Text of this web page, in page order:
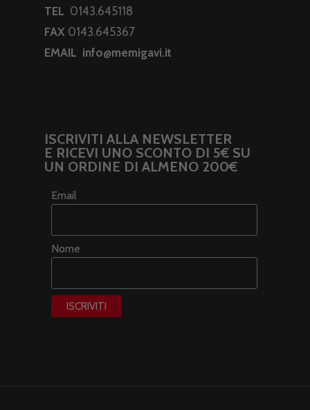
TEL 0143.645118
FAX 0143.645367
EMAIL info@memigavi.it
ISCRIVITI ALLA NEWSLETTER
E RICEVI UNO SCONTO DI 5€ SU
UN ORDINE DI ALMENO 200€
Email
Nome